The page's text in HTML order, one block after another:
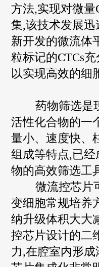
方法,实现对微
集,该技术发展迅
新开发的微流体
粒标记的CTCs
以实现高效的细
药物筛选是现
活性化合物的一
量小、速度快、
组成等特点,已
物的高效筛选工
微流控芯片可
变细胞常规培养
纳升级体积大大
控芯片设计的二
力,在腔室内形